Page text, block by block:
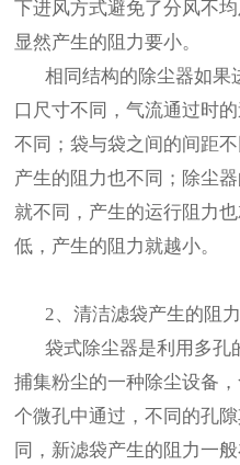
下进风方式避免了分风不
显然产生的阻力要小。
相同结构的除尘器如果
口尺寸不同，气流通过时
不同；袋与袋之间的间距
产生的阻力也不同；除尘
就不同，产生的运行阻力
低，产生的阻力就越小。
2、清洁滤袋产生的阻力
袋式除尘器是利用多孔
捕集粉尘的一种除尘设备
个微孔中通过，不同的孔
同，新滤袋产生的阻力一般